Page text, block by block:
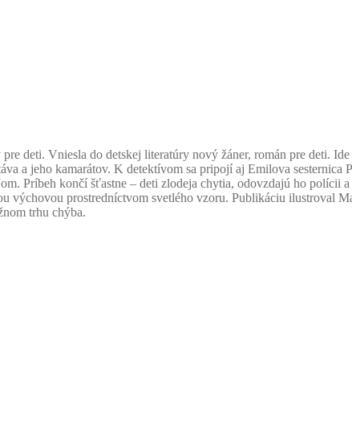
deti. Vniesla do detskej literatúry nový žáner, román pre deti.
a jeho kamarátov. K detektívom sa pripojí aj Emilova
Príbeh končí šťastne – deti zlodeja chytia, odovzdajú ho polícii
výchovou prostredníctvom svetlého vzoru. Publikáciu ilustroval
trhu chýba.